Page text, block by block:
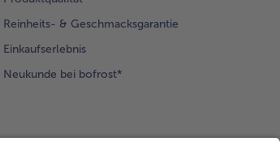
Reinheits- & Geschmacksgarantie
Einkaufserlebnis
Neukunde bei bofrost*